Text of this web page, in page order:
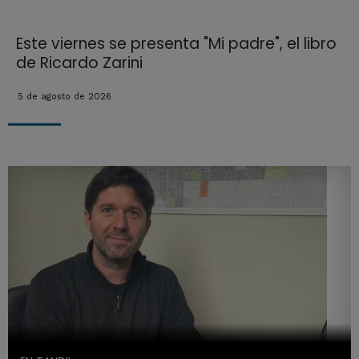
Este viernes se presenta "Mi padre", el libro
de Ricardo Zarini
5 de agosto de 2026